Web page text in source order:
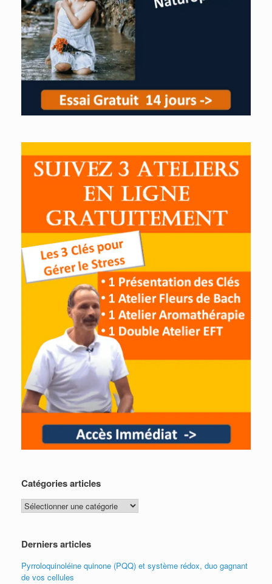
Catégories articles
Catégories
articles
Derniers articles
Pyrroloquinoléine quinone (PQQ) et système rédox, duo gagnant
de vos cellules